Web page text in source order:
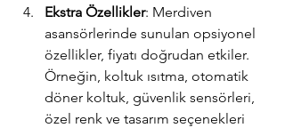
Ekstra Özellikler: Merdiven
asansörlerinde sunulan opsiyonel
özellikler, fiyatı doğrudan etkiler.
Örneğin, koltuk ısıtma, otomatik
döner koltuk, güvenlik sensörleri,
özel renk ve tasarım seçenekleri